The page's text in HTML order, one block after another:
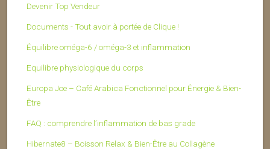
Devenir Top Vendeur
Documents - Tout avoir à portée de Clique !
Équilibre oméga-6 / oméga-3 et inflammation
Equilibre physiologique du corps
Europa Joe – Café Arabica Fonctionnel pour Énergie & Bien-
Être
FAQ : comprendre l’inflammation de bas grade
Hibernate8 – Boisson Relax & Bien-Être au Collagène